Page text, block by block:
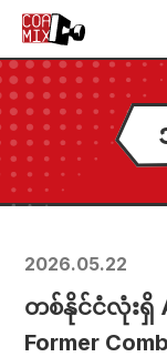
2026.05.22
တစ်နိုင်ငံလုံးရှိ
Former